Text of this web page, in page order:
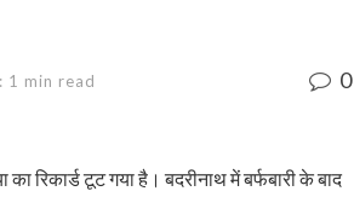
1 min read 0
रिकार्ड टूट गया है। बदरीनाथ में बर्फबारी के बाद